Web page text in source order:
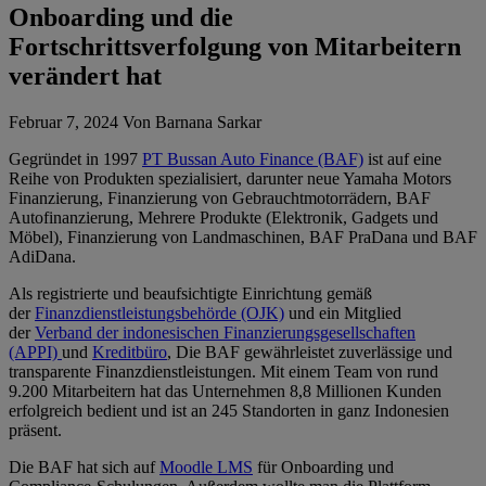
Onboarding und die
Fortschrittsverfolgung von Mitarbeitern
verändert hat
Februar 7, 2024 Von Barnana Sarkar
Gegründet in 1997 PT Bussan Auto Finance (BAF) ist auf eine
Reihe von Produkten spezialisiert, darunter neueYamaha Motors
Finanzierung, Finanzierung von Gebrauchtmotorrädern, BAF
Autofinanzierung, Mehrere Produkte (Elektronik, Gadgets und
Möbel), Finanzierung von Landmaschinen, BAF PraDana und BAF
AdiDana.
Als registrierte und beaufsichtigte Einrichtung gemäß
derFinanzdienstleistungsbehörde (OJK) und ein Mitglied
derVerband der indonesischen Finanzierungsgesellschaften
(APPI) und Kreditbüro, Die BAF gewährleistet zuverlässige und
transparente Finanzdienstleistungen. Mit einem Team von rund
9.200 Mitarbeitern hat das Unternehmen 8,8 Millionen Kunden
erfolgreich bedient und ist an 245 Standorten in ganz Indonesien
präsent.
Die BAF hat sich aufMoodle LMS für Onboarding und